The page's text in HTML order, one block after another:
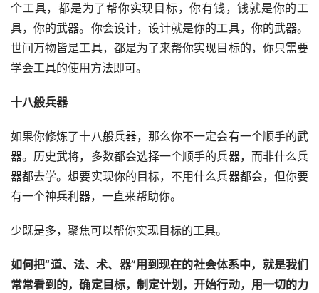
个工具，都是为了帮你实现目标，你有钱，钱就是你的工
具，你的武器。你会设计，设计就是你的工具，你的武器。
世间万物皆是工具，都是为了来帮你实现目标的，你只需要
学会工具的使用方法即可。
十八般兵器
如果你修炼了十八般兵器，那么你不一定会有一个顺手的武
器。历史武将，多数都会选择一个顺手的兵器，而非什么兵
器都去学。想要实现你的目标，不用什么兵器都会，但你要
有一个神兵利器，一直来帮助你。
少既是多，聚焦可以帮你实现目标的工具。
如何把“道、法、术、器”用到现在的社会体系中，就是我们
常常看到的，确定目标，制定计划，开始行动，用一切的力